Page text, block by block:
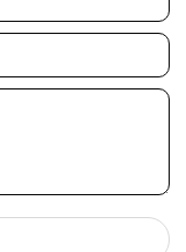
спорт,
и сатирические
на